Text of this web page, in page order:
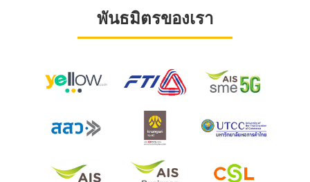
พันธมิตรของเรา